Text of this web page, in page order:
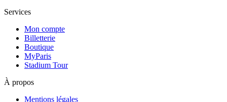
Services
Mon compte
Billetterie
Boutique
MyParis
Stadium Tour
À propos
Mentions légales